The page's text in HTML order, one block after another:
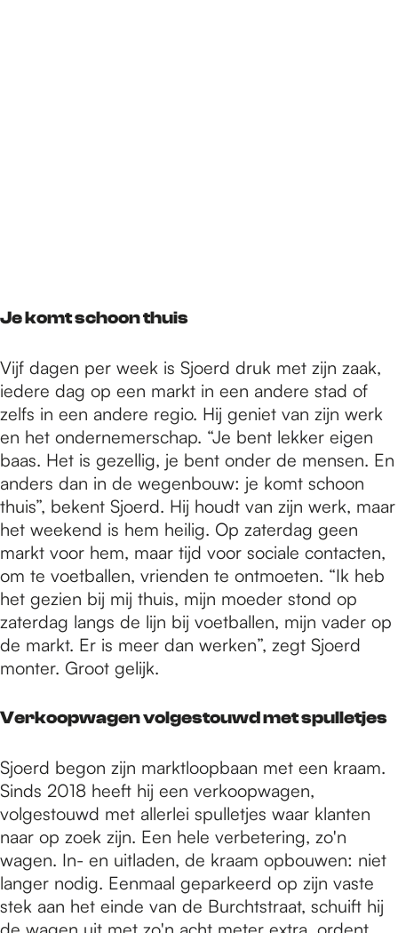
Je komt schoon thuis
Vijf dagen per week is Sjoerd druk met zijn zaak,
iedere dag op een markt in een andere stad of
zelfs in een andere regio. Hij geniet van zijn werk
en het ondernemerschap. “Je bent lekker eigen
baas. Het is gezellig, je bent onder de mensen. En
anders dan in de wegenbouw: je komt schoon
thuis”, bekent Sjoerd. Hij houdt van zijn werk, maar
het weekend is hem heilig. Op zaterdag geen
markt voor hem, maar tijd voor sociale contacten,
om te voetballen, vrienden te ontmoeten. “Ik heb
het gezien bij mij thuis, mijn moeder stond op
zaterdag langs de lijn bij voetballen, mijn vader op
de markt. Er is meer dan werken”, zegt Sjoerd
monter. Groot gelijk.
Verkoopwagen volgestouwd met spulletjes
Sjoerd begon zijn marktloopbaan met een kraam.
Sinds 2018 heeft hij een verkoopwagen,
volgestouwd met allerlei spulletjes waar klanten
naar op zoek zijn. Een hele verbetering, zo'n
wagen. In- en uitladen, de kraam opbouwen: niet
langer nodig. Eenmaal geparkeerd op zijn vaste
stek aan het einde van de Burchtstraat, schuift hij